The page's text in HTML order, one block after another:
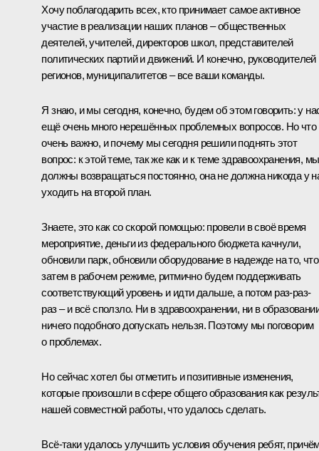
Хочу поблагодарить всех, кто принимает самое активное
участие в реализации наших планов – общественных
деятелей, учителей, директоров школ, представителей
политических партий и движений. И конечно, руководителей
регионов, муниципалитетов – все ваши команды.
Я знаю, и мы сегодня, конечно, будем об этом говорить: у
ещё очень много нерешённых проблемных вопросов. Но что
очень важно, и почему мы сегодня решили поднять этот
вопрос: к этой теме, так же как и к теме здравоохранения, мы
должны возвращаться постоянно, она не должна никогда у
уходить на второй план.
Знаете, это как со скорой помощью: провели в своё время
мероприятие, деньги из федерального бюджета качнули,
обновили парк, обновили оборудование в надежде на то, что
затем в рабочем режиме, ритмично будем поддерживать
соответствующий уровень и идти дальше, а потом раз-раз-
раз – и всё сползло. Ни в здравоохранении, ни в
ничего подобного допускать нельзя. Поэтому мы поговорим
о проблемах.
Но сейчас хотел бы отметить и позитивные изменения,
которые произошли в сфере общего образования как
нашей совместной работы, что удалось сделать.
Всё‑таки удалось улучшить условия обучения ребят,